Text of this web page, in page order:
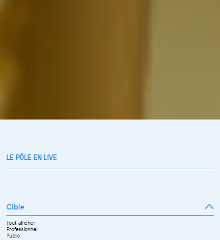
LE PÔLE EN LIVE
Cible
Tout afficher
Professionnel
Public